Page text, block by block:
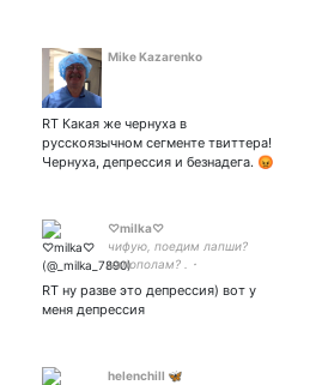
Mike Kazarenko
RT Какая же чернуха в
русскоязычном сегменте твиттера!
Чернуха, депрессия и безнадега. 😡
♡milka♡
чифую, поедим лапши?
напополам? .・
✫・゜・。..・。.・゜✭・-: ✧
:-゜・．
RT ну разве это депрессия) вот у
меня депрессия
helenchill 🦋